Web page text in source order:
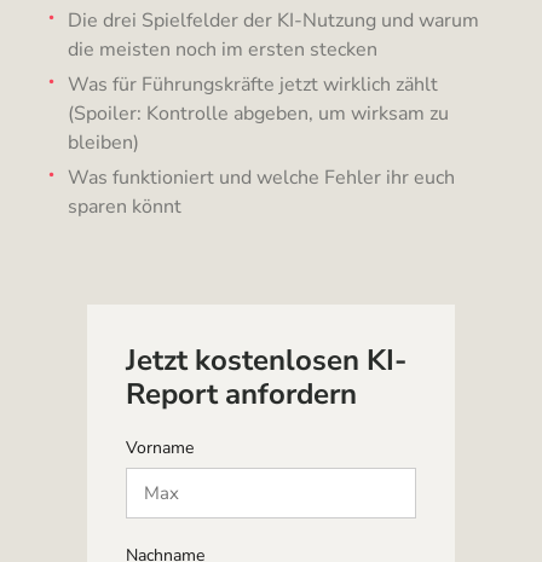
Die drei Spielfelder der KI-Nutzung und warum
die meisten noch im ersten stecken
Was für Führungskräfte jetzt wirklich zählt
(Spoiler: Kontrolle abgeben, um wirksam zu
bleiben)
Was funktioniert und welche Fehler ihr euch
sparen könnt
Jetzt kostenlosen KI-
Report anfordern
Vorname
Nachname